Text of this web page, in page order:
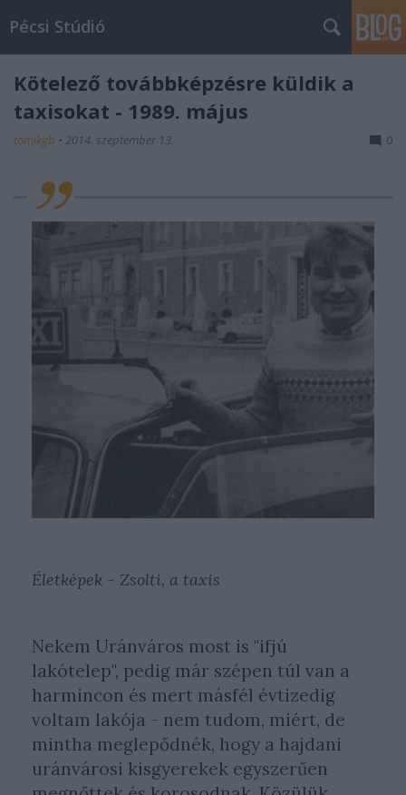
Pécsi Stúdió
Kötelező továbbképzésre küldik a
taxisokat - 1989. május
tomikgb • 2014. szeptember 13. 0
Életképek - Zsolti, a taxis
Nekem Uránváros most is "ifjú
lakótelep", pedig már szépen túl van a
harmincon és mert másfél évtizedig
voltam lakója - nem tudom, miért, de
mintha meglepődnék, hogy a hajdani
uránvárosi kisgyerekek egyszerűen